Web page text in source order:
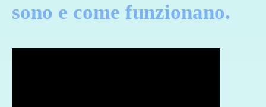
sono e come funzionano.